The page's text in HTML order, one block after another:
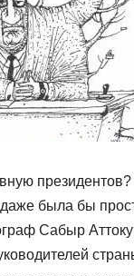
была бы
Сабыр